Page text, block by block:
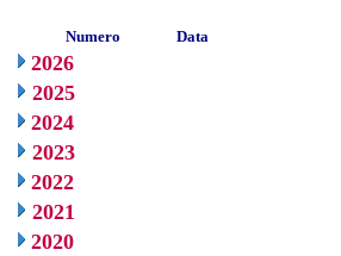
Numero Data
2026
2025
2024
2023
2022
2021
2020